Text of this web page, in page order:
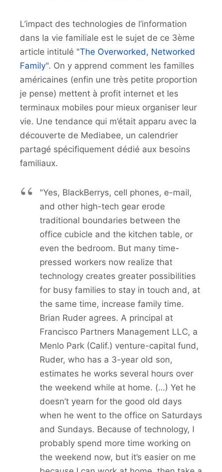
L’impact des technologies de l’information
dans la vie familiale est le sujet de ce 3ème
article intitulé "The Overworked, Networked
Family". On y apprend comment les familles
américaines (enfin une très petite proportion
je pense) mettent à profit internet et les
terminaux mobiles pour mieux organiser leur
vie. Une tendance qui m’était apparu avec la
découverte de Mediabee, un calendrier
partagé spécifiquement dédié aux besoins
familiaux.
"Yes, BlackBerrys, cell phones, e-mail,
and other high-tech gear erode
traditional boundaries between the
office cubicle and the kitchen table, or
even the bedroom. But many time-
pressed workers now realize that
technology creates greater possibilities
for busy families to stay in touch and, at
the same time, increase family time.
Brian Ruder agrees. A principal at
Francisco Partners Management LLC, a
Menlo Park (Calif.) venture-capital fund,
Ruder, who has a 3-year old son,
estimates he works several hours over
the weekend while at home. (…) Yet he
doesn’t yearn for the good old days
when he went to the office on Saturdays
and Sundays. Because of technology, I
probably spend more time working on
the weekend now, but it’s easier on me